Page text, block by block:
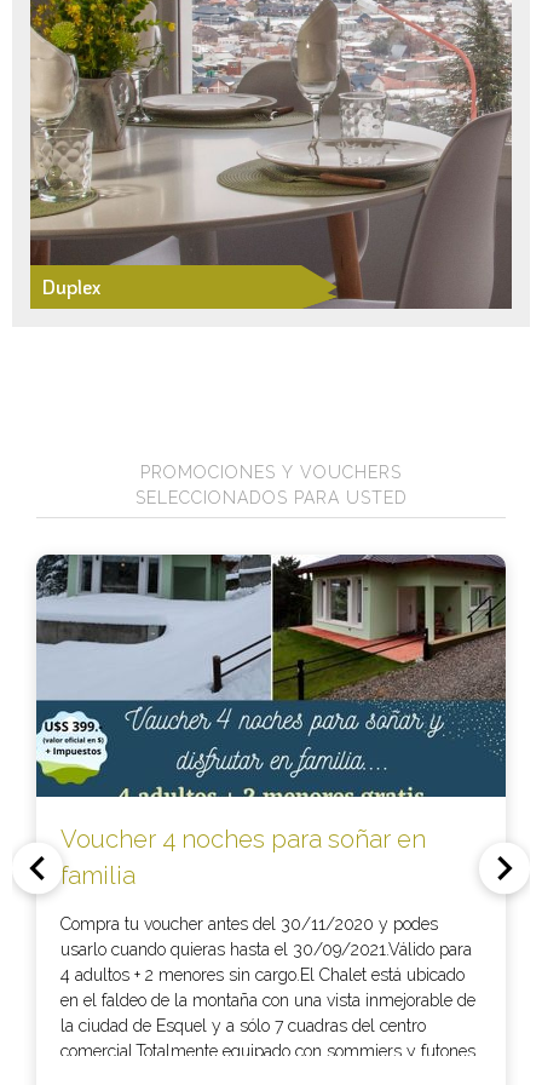
Duplex
PROMOCIONES Y VOUCHERS
SELECCIONADOS PARA USTED
Voucher 4 noches para soñar en
familia
Compra tu voucher antes del 30/11/2020 y podes
usarlo cuando quieras hasta el 30/09/2021.Válido para
4 adultos + 2 menores sin cargo.El Chalet está ubicado
en el faldeo de la montaña con una vista inmejorable de
la ciudad de Esquel y a sólo 7 cuadras del centro
comercial.Totalmente equipado con sommiers y futones